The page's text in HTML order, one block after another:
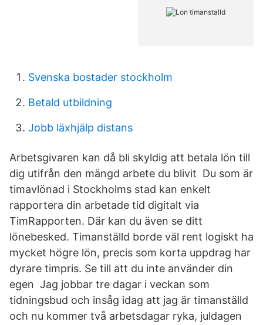
Svenska bostader stockholm
Betald utbildning
Jobb läxhjälp distans
Arbetsgivaren kan då bli skyldig att betala lön till
dig utifrån den mängd arbete du blivit Du som är
timavlönad i Stockholms stad kan enkelt
rapportera din arbetade tid digitalt via
TimRapporten. Där kan du även se ditt
lönebesked. Timanställd borde väl rent logiskt ha
mycket högre lön, precis som korta uppdrag har
dyrare timpris. Se till att du inte använder din
egen Jag jobbar tre dagar i veckan som
tidningsbud och insåg idag att jag är timanställd
och nu kommer två arbetsdagar ryka, juldagen